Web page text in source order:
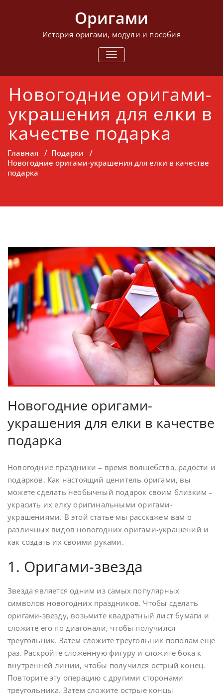
Оригами
История оригами, модули и пособия
ПОКАЗАТЬ/
СКРЫТЬ
Новогодние оригами-
украшения для елки в
качестве подарка
Главная / Подарки /
Новогодние оригами-украшения для елки в качестве
подарка
Новогодние оригами-
украшения для елки в качестве
подарка
Новогодние праздники – время волшебства, радости и
подарков. Как настоящий ценитель оригами, вы
можете сделать необычный подарок своим близким –
украсить их елку оригинальными оригами-
украшениями. В этой статье мы расскажем вам о
различных видов новогодних оригами-украшений и
как создать их своими руками.
1. Оригами-звезда
Звезда является одним из самых популярных
символов новогодних праздников. Чтобы сделать
оригами-звезду, возьмите квадратный лист бумаги и
сложите его по диагонали, чтобы получился
треугольник. Затем сложите треугольник пополам еще
раз. Раскройте сложенную фигуру и сложите бока к
внутренней линии, чтобы получился острый конец.
Повторите эту операцию с другими сторонами
треугольника. Затем сложите острые концы